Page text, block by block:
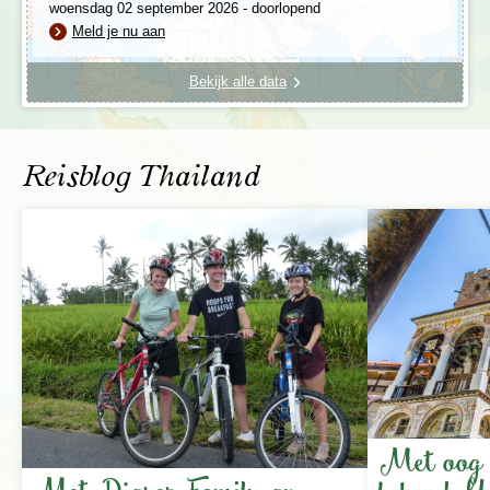
Fietstocht door Bangkok (inclusief lunch)
Tijdens deze fietstocht ontdek je het échte
Bangkok, ver weg van de toeristische paden.
We verkennen de smalle steegjes, markten en
achterafstraatjes van Chinatown, evenals de
charmante lokale wij...
Prijs
€ 62,- p.p.
Kinderen onder 12 jaar € 45,- p.p.
Meer informatie
woensdag 02 september 2026 - doorlopend
Meld je nu aan
Bekijk alle data
Reisblog Thailand
Met